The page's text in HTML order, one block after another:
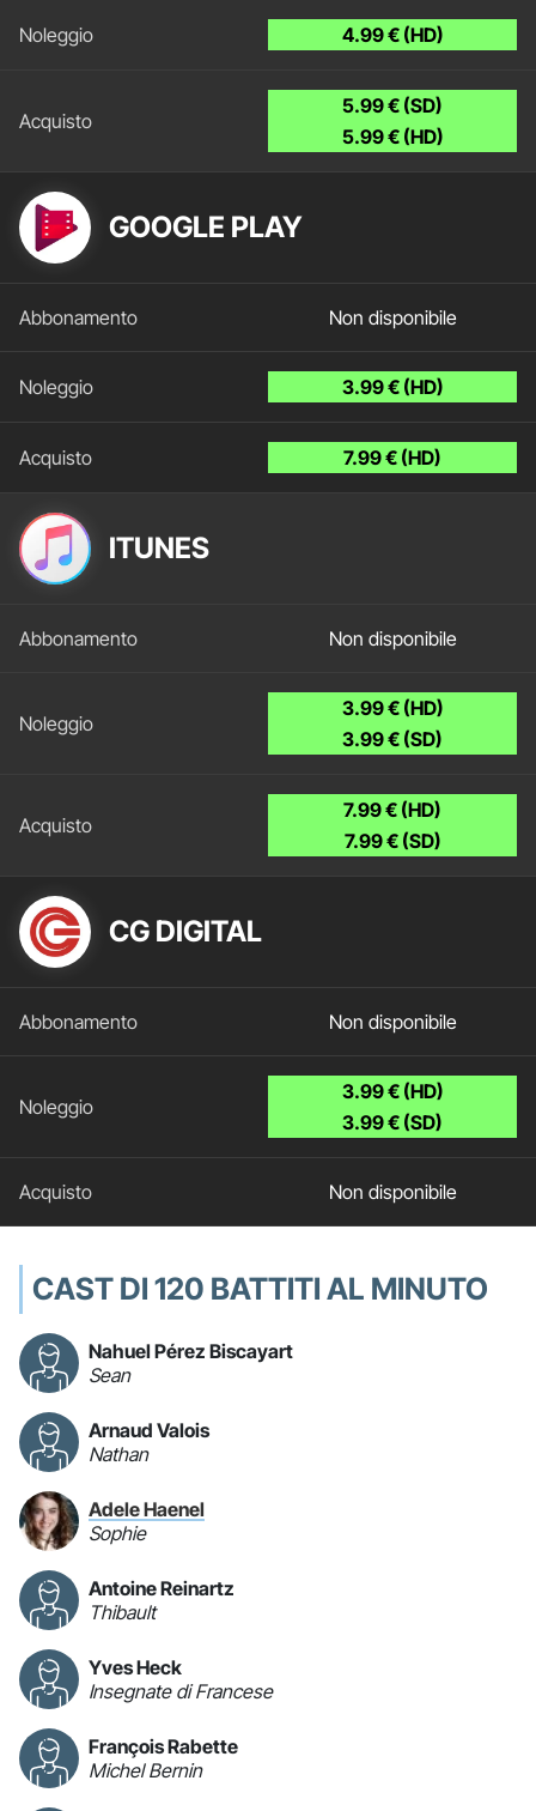
4.99 € (HD)
5.99 € (SD)
5.99 € (HD)
GOOGLE PLAY
Non disponibile
3.99 € (HD)
7.99 € (HD)
ITUNES
Non disponibile
3.99 € (HD)
3.99 € (SD)
7.99 € (HD)
7.99 € (SD)
CG DIGITAL
Non disponibile
3.99 € (HD)
3.99 € (SD)
Non disponibile
CAST DI 120 BATTITI AL MINUTO
Nahuel Pérez Biscayart
Sean
Arnaud Valois
Nathan
Adele Haenel
Sophie
Antoine Reinartz
Thibault
Yves Heck
Insegnate di Francese
François Rabette
Michel Bernin